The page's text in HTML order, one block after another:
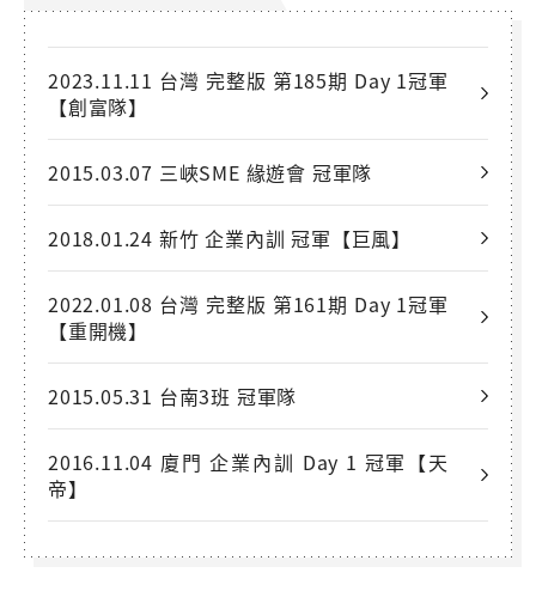
2023.11.11 台灣 完整版 第185期 Day 1冠軍
【創富隊】
2015.03.07 三峽SME 緣遊會 冠軍隊
2018.01.24 新竹 企業內訓 冠軍【巨風】
2022.01.08 台灣 完整版 第161期 Day 1冠軍
【重開機】
2015.05.31 台南3班 冠軍隊
2016.11.04 廈門 企業內訓 Day 1 冠軍【天
帝】